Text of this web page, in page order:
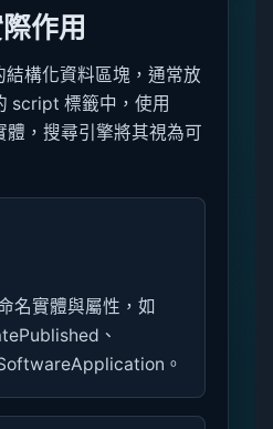
作用
構化資料區塊，通常放
script 標籤中，使用
，搜尋引擎將其視為可
名實體與屬性，如
、
。